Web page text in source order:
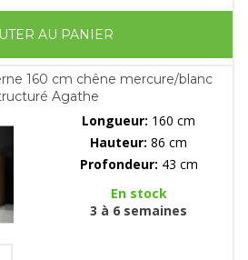
AU PANIER
160 cm chêne mercure/blanc
Agathe
Longueur: 160 cm
Hauteur: 86 cm
Profondeur: 43 cm
En stock
3 à 6 semaines